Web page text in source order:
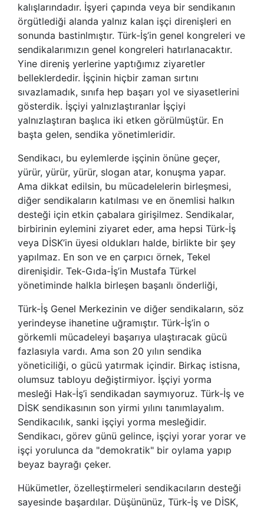
kalışlarındadır. İşyeri çapında veya bir sendikanın
örgütlediği alanda yalnız kalan işçi direnişleri en
sonunda bastinlmıştır. Türk-İş’in genel kongreleri ve
sendikalarımızın genel kongreleri hatırlanacaktır.
Yine direniş yerlerine yaptığımız ziyaretler
belleklerdedir. İşçinin hiçbir zaman sırtını
sıvazlamadık, sınıfa hep başarı yol ve siyasetlerini
gösterdik. İşçiyi yalnızlaştıranlar İşçiyi
yalnızlaştıran başlıca iki etken görülmüştür. En
başta gelen, sendika yönetimleridir.
Sendikacı, bu eylemlerde işçinin önüne geçer,
yürür, yürür, yürür, slogan atar, konuşma yapar.
Ama dikkat edilsin, bu mücadelelerin birleşmesi,
diğer sendikaların katılması ve en önemlisi halkın
desteği için etkin çabalara girişilmez. Sendikalar,
birbirinin eylemini ziyaret eder, ama hepsi Türk-İş
veya DİSK’in üyesi oldukları halde, birlikte bir şey
yapılmaz. En son ve en çarpıcı örnek, Tekel
direnişidir. Tek-Gıda-İş’in Mustafa Türkel
yönetiminde halkla birleşen başanlı önderliği,
Türk-İş Genel Merkezinin ve diğer sendikaların, söz
yerindeyse ihanetine uğramıştır. Türk-İş’in o
görkemli mücadeleyi başarıya ulaştıracak gücü
fazlasıyla vardı. Ama son 20 yılın sendika
yöneticiliği, o gücü yatırmak içindir. Birkaç istisna,
olumsuz tabloyu değiştirmiyor. İşçiyi yorma
mesleği Hak-İş’i sendikadan saymıyoruz. Türk-İş ve
DİSK sendikasının son yirmi yılını tanımlayalım.
Sendikacılık, sanki işçiyi yorma mesleğidir.
Sendikacı, görev günü gelince, işçiyi yorar yorar ve
işçi yorulunca da "demokratik" bir oylama yapıp
beyaz bayrağı çeker.
Hükümetler, özelleştirmeleri sendikacıların desteği
sayesinde başardılar. Düşününüz, Türk-İş ve DİSK,